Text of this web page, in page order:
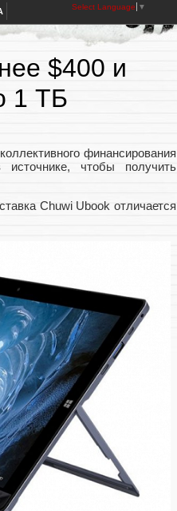
Select Language ▼
$400 и
1 ТБ
финансирования
чтобы получить
Chuwi Ubook отличается